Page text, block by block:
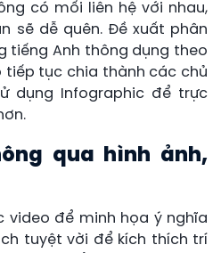
có mối liên hệ với nhau,
sẽ dễ quên. Đề xuất phân
tiếng Anh thông dụng theo
tiếp tục chia thành các chủ
dụng Infographic để trực
qua hình ảnh,
video để minh họa ý nghĩa
tuyệt vời để kích thích trí